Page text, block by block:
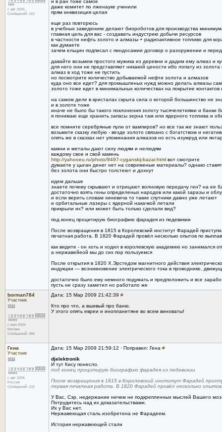
с авг 2005
Сообщений: 142
и в ран тоже самое
даже комитет по лженауке учинили
прям инквизиция целая
еще раз повторюсь
в учебных заведениях делают биороботов для производства
главная цель для вас - создавать индустрию добычи ресурсов
в частности нефть золото и алмазы + радиоактивное топливо для
как думаете
зачем ельцин подписал с пиндосамии договор о разоружении и
давайте возьмем простого мужика из деревни и дадим ему алмаз и
для него они не представляют никакой цености ибо лопату из
алмаз в ход тоже не пустить
но посмотрите количество добываемой нефти золота и алмазов
куда оно все идет? для промышленых нужд можно делать алмазы
золото тоже идет в минимальных количествах на покрытие
на самом деле в кристалах скрыта сила о которой большинство не
и в золоте тоже
иначе не было бы такого поклонения золоту тысячелетиями и банки
я понимаю еще хранить запасы зерна там или ядерного топлива и
все помните серебряные пули от вампиров? но все так же знают
возьмите сказку любую - везде золото связано с богатством и
опять же в сказках нет упоминания алмазов но есть изумруд или
камни и металы дают силу людям и нелюдям
каждому свое и свой камень
http://yahooeu.ru/photo/9497-cyganskij-bazar.html вот смотрите
думаете у цыган денег нет на современые материалы? однако
без золота они быстро толстеют и дохнут
идем дальше
знаете почему скрывают и отрицают волновую передачу ген? на ее
достаточно взять гены определеных народов или какой заразы и
и если верить словам хиневича то такие спутники давно уже летают
и орбитальные лазеры с ядерной накачкой летали
прикрыли их? или может быть только сделали вид?
под конец процитирую биографию фарадея из педевикии
После возвращения в 1815 в Королевский институт Фарадей
печатная работа. В 1820 Фарадей провёл несколько опытов по
как видите - он хоть и ходил в королевскую академию но занимался
а нержавейеой мы до сих пор пользуемся
После открытия в 1820 Х.Эрстедом магнитного действия
индукции — возникновение электрического тока в проводнике,
достаточно было ему немного подумать и предположить и все
пусть не сразу заметил но работало же
borman784
Участник
с июл 2004
Москва
Сообщений: 286
Дата: 15 Мар 2009 21:42:39 #
Кто про что, а вшивый про баню.
У этого опять евреи и инопланетяне во всем виноваты!
Гена
Участник
с авг 2005
Россия
Сообщений: 102
Дата: 15 Мар 2009 21:59:12 · Поправил: Гена #
djelektronik
И тут Кису понесло.
под конец процитирую биографию фарадея из педевикии
После возвращения в 1815 в Королевский институт Фарадей
первая печатная работа. В 1820 Фарадей провёл несколько
У Вас, Сэр, недержание ничем не подкрепленных мыслей Вашего
Потрудитесь над их доказательствами.
Их у Вас нет.
Нержавеющая сталь изобретена не Фарадеем.
История нержавеющей стали